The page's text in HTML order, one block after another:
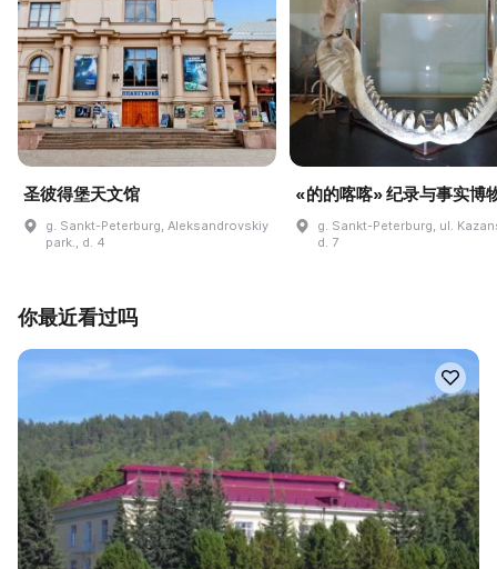
圣彼得堡天文馆
g. Sankt-Peterburg, Aleksandrovskiy
park., d. 4
«的的喀喀» 纪录与事实博
g. Sankt-Peterburg, ul.
d. 7
你最近看过吗